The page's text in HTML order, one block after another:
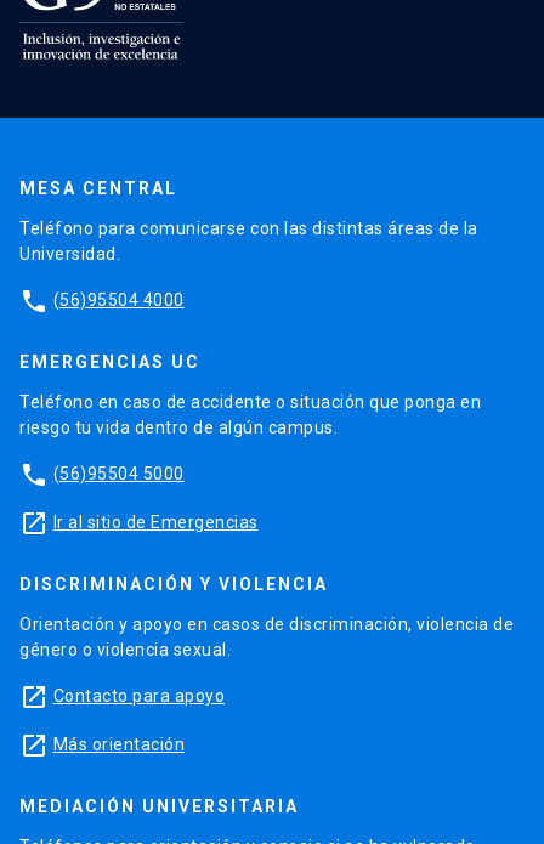
MESA CENTRAL
Teléfono para comunicarse con las distintas áreas de la
Universidad.
phone (56)95504 4000
EMERGENCIAS UC
Teléfono en caso de accidente o situación que ponga en
riesgo tu vida dentro de algún campus.
phone (56)95504 5000
launch Ir al sitio de Emergencias
DISCRIMINACIÓN Y VIOLENCIA
Orientación y apoyo en casos de discriminación, violencia de
género o violencia sexual.
launch Contacto para apoyo
launch Más orientación
MEDIACIÓN UNIVERSITARIA